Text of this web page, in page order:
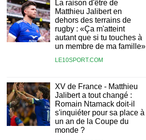
La raison d'être de
Matthieu Jalibert en
dehors des terrains de
rugby : «Ça m'atteint
autant que si tu touches à
un membre de ma famille»
LE10SPORT.COM
XV de France - Matthieu
Jalibert a tout changé :
Romain Ntamack doit-il
s'inquiéter pour sa place à
un an de la Coupe du
monde ?